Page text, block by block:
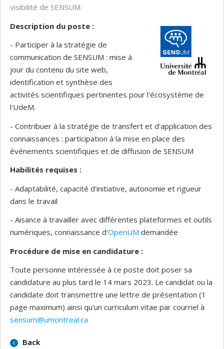
visibilité de SENSUM.
Description du poste :
- Participer à la stratégie de
communication de SENSUM : mise à
jour du contenu du site web,
identification et synthèse des
activités scientifiques pertinentes pour l'écosystème de
l'UdeM.
- Contribuer à la stratégie de transfert et d'application des
connaissances : participation à la mise en place des
événements scientifiques et de diffusion de SENSUM
Habilités requises :
- Adaptabilité, capacité d'initiative, autonomie et rigueur
dans le travail
- Aisance à travailler avec différentes plateformes et outils
numériques, connaissance d'OpenUM demandée
Procédure de mise en candidature :
Toute personne intéressée à ce poste doit poser sa
candidature au plus tard le 14 mars 2023. Le candidat ou la
candidate doit transmettre une lettre de présentation (1
page maximum) ainsi qu’un curriculum vitae par courriel à
sensum@umontreal.ca
Back